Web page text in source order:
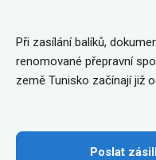
Při zasílání balíků,
renomované přepravní
země Tunisko začínají již
Poslat